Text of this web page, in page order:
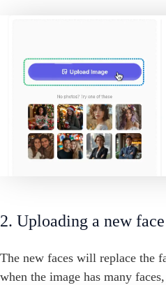
2. Uploading a new face
The new faces will replace the
when the image has many